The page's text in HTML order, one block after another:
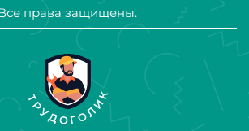
права защищены.